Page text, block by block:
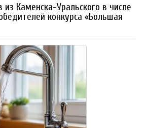
Каменска-Уральского в числе
конкурса «Большая